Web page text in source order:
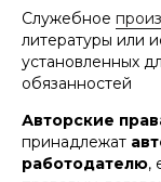
Служебное
литературы или
установленных
обязанностей
Авторские
принадлежат
работодателю,